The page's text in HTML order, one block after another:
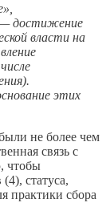
— достижение
власти на
этих
не более чем
связь с
чтобы
статуса,
практики сбора